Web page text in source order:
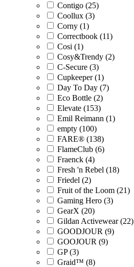
Contigo (25)
Coollux (3)
Corny (1)
Correctbook (11)
Cosi (1)
Cosy&Trendy (2)
C-Secure (3)
Cupkeeper (1)
Day To Day (7)
Eco Bottle (2)
Elevate (153)
Emil Reimann (1)
empty (100)
FARE® (138)
FlameClub (6)
Fraenck (4)
Fresh 'n Rebel (18)
Friedel (2)
Fruit of the Loom (21)
Gaming Hero (3)
GearX (20)
Gildan Activewear (22)
GOODJOUR (9)
GOOJOUR (9)
GP (3)
Graid™ (8)